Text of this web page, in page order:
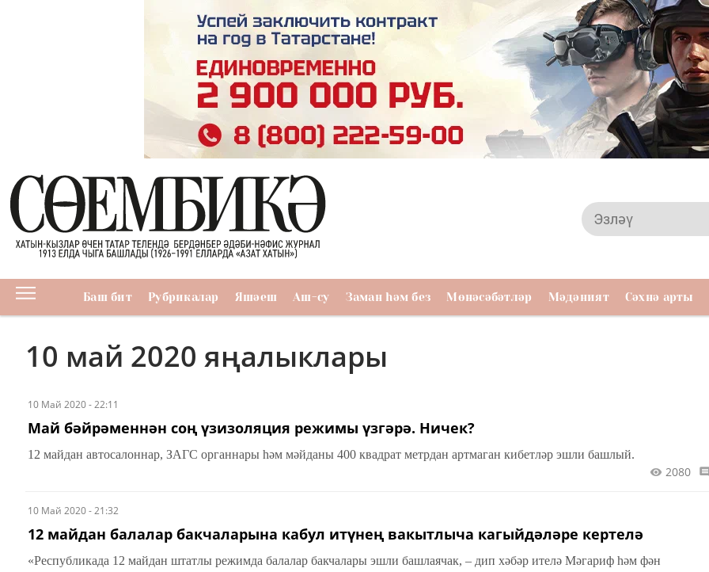
Баш бит Рубрикалар Яшәеш Аш-су Заман һәм без Мөнәсәбәтләр Мәдәният Сәхнә арты
10 май 2020 яңалыклары
10 Май 2020 - 22:11
Май бәйрәменнән соң үзизоляция режимы үзгәрә. Ничек?
12 майдан автосалоннар, ЗАГС органнары һәм мәйданы 400 квадрат метрдан артмаган кибетләр эшли башлый.
2080
10 Май 2020 - 21:32
12 майдан балалар бакчаларына кабул итүнең вакытлыча кагыйдәләре кертелә
«Республикада 12 майдан штатлы режимда балалар бакчалары эшли башлаячак, – дип хәбәр ителә Мәгариф һәм фән